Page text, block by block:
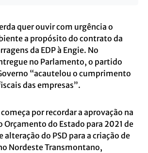
quer ouvir com urgência o
a propósito do contrato da
da EDP à Engie. No
no Parlamento, o partido
“acautelou o cumprimento
das empresas”.
começa por recordar a aprovação na
Orçamento do Estado para 2021 de
alteração do PSD para a criação de
Nordeste Transmontano,